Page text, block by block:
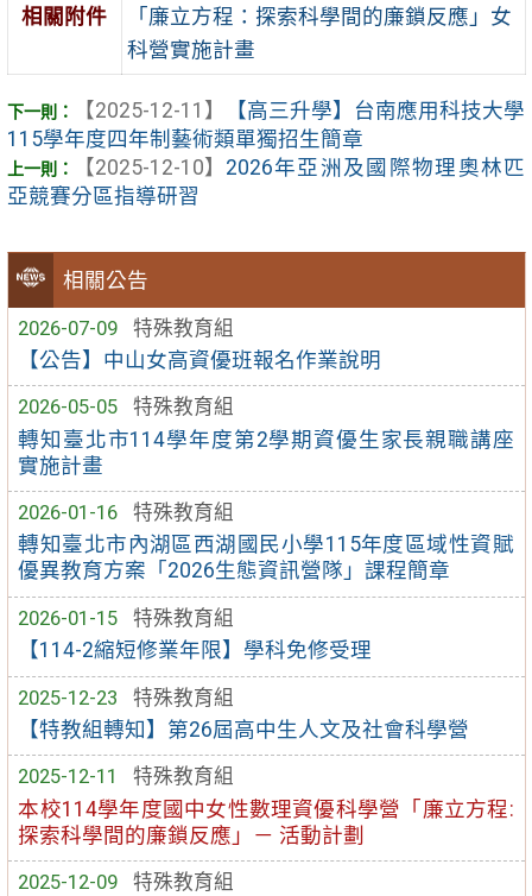
相關公告
2026-07-09
特殊教育組
【公告】中山女高資優班報名作業說明
2026-05-05
特殊教育組
轉知臺北市114學年度第2學期資優生家長親職講座
實施計畫
2026-01-16
特殊教育組
轉知臺北市內湖區西湖國民小學115年度區域性資賦
優異教育方案「2026生態資訊營隊」課程簡章
2026-01-15
特殊教育組
【114-2縮短修業年限】學科免修受理
2025-12-23
特殊教育組
【特教組轉知】第26屆高中生人文及社會科學營
2025-12-11
特殊教育組
本校114學年度國中女性數理資優科學營「廉立方程:
探索科學間的廉鎖反應」－ 活動計劃
2025-12-09
特殊教育組
相關附件
「廉立方程：探索科學間的廉鎖反應」女
科營實施計畫
【2025-12-11】
【高三升學】台南應用科技大學
115學年度四年制藝術類單獨招生簡章
【2025-12-10】 2026年亞洲及國際物理奧林匹
亞競賽分區指導研習